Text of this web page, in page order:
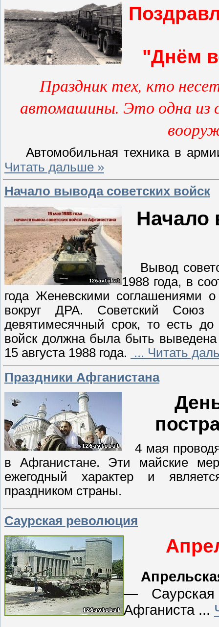
"Днём
Праздник тех, кто
автомашины. Это одна из
Автомобильная техника в
Читать дальше »
Начало вывода советских войск
Начало
Вывод
1988 года, в
года Женевскими соглашениями о
вокруг ДРА. Советский Союз
девятимесячный срок, то есть
войск должна была быть
15 августа 1988 года.
... Читать
Праздники Афганистана
4 мая
в Афганистане. Эти майские
ежегодный характер и
праздником страны.
Саурская революция
—
Афганиста ...